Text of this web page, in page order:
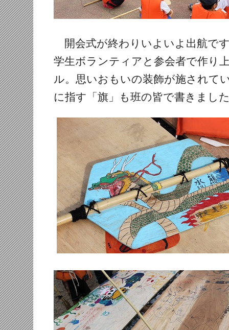
開会式が終わりいよいよ出航で
学生ボランティアと参会者で作り
ル。思いおもいの装飾が施されて
に指す「旗」も班の皆で書きまし